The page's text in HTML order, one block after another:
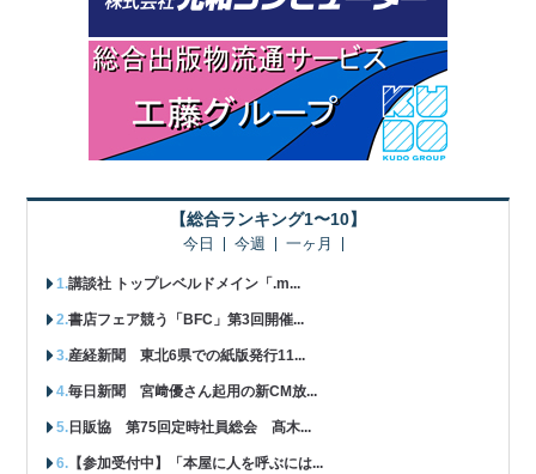
【総合ランキング1〜10】
今日 今週 一ヶ月
講談社 トップレベルドメイン「.m...
書店フェア競う「BFC」第3回開催...
産経新聞 東北6県での紙版発行11...
毎日新聞 宮﨑優さん起用の新CM放...
日販協 第75回定時社員総会 髙木...
【参加受付中】「本屋に人を呼ぶには...